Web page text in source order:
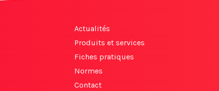
Actualités
Produits et services
Fiches pratiques
Normes
Contact